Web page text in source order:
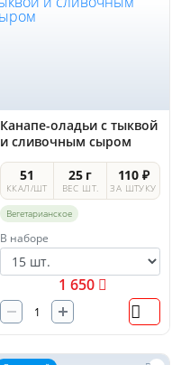
Канапе-оладьи с тыквой
и сливочным сыром
51
ККАЛ/ШТ
25 г
ВЕС ШТ.
110 ₽
ЗА ШТУКУ
Вегетарианское
В наборе
1 650